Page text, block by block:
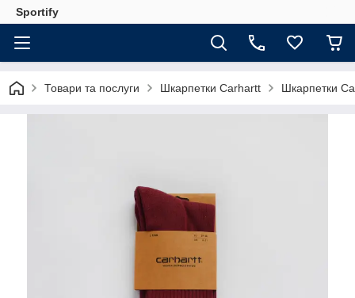
Sportify
Товари та послуги Шкарпетки Carhartt Шкарпетки